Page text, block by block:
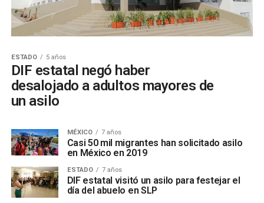
ESTADO 5 años
DIF estatal negó haber
desalojado a adultos mayores de
un asilo
MÉXICO 7 años
Casi 50 mil migrantes han solicitado asilo
en México en 2019
ESTADO 7 años
DIF estatal visitó un asilo para festejar el
día del abuelo en SLP